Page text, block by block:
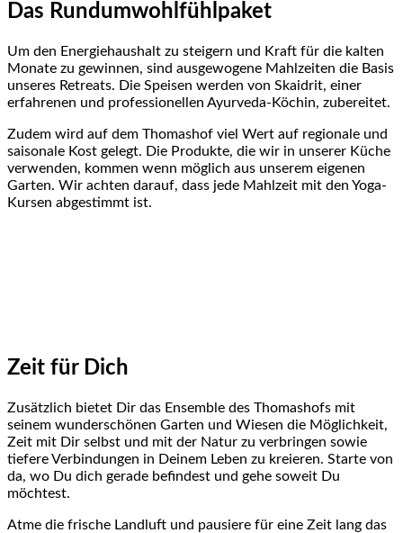
Das Rundumwohlfühlpaket
Um den Energiehaushalt zu steigern und Kraft für die kalten
Monate zu gewinnen, sind ausgewogene Mahlzeiten die Basis
unseres Retreats. Die Speisen werden von Skaidrit, einer
erfahrenen und professionellen Ayurveda-Köchin, zubereitet.
Zudem wird auf dem Thomashof viel Wert auf regionale und
saisonale Kost gelegt. Die Produkte, die wir in unserer Küche
verwenden, kommen wenn möglich aus unserem eigenen
Garten. Wir achten darauf, dass jede Mahlzeit mit den Yoga-
Kursen abgestimmt ist.
Zeit für Dich
Zusätzlich bietet Dir das Ensemble des Thomashofs mit
seinem wunderschönen Garten und Wiesen die Möglichkeit,
Zeit mit Dir selbst und mit der Natur zu verbringen sowie
tiefere Verbindungen in Deinem Leben zu kreieren. Starte von
da, wo Du dich gerade befindest und gehe soweit Du
möchtest.
Atme die frische Landluft und pausiere für eine Zeit lang das